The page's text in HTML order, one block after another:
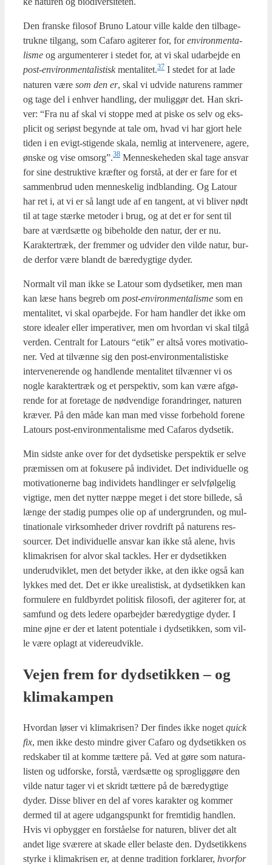
Den fran­ske filo­sof Bru­no Latour vil­le kal­de den til­ba­ge­
truk­ne til­gang, som Cafa­ro agi­te­rer for, forenviron­men­ta­
lis­me og argu­men­te­rer i ste­det for, at vi skal udar­bej­de en
post-environ­men­ta­li­stisk mentalitet.37 I ste­det for at lade
natu­ren være som den er, skal vi udvi­de natu­rens ram­mer
og tage del i enhver hand­ling, der mulig­gør det. Han skri­
ver: “Fra nu af skal vi stop­pe med at piske os selv og eks­
pli­cit og seri­øst begyn­de at tale om, hvad vi har gjort hele
tiden i en evigt-sti­gen­de ska­la, nem­lig at inter­ve­ne­re, age­re,
ønske og vise omsorg”.38 Men­ne­ske­he­den skal tage ansvar
for sine destruk­ti­ve kræf­ter og for­stå, at der er fare for et
sam­men­brud uden men­ne­ske­lig ind­blan­ding. Og Latour
har ret i, at vi er så langt ude af en tan­gent, at vi bli­ver nødt
til at tage stær­ke meto­der i brug, og at det er for sent til
bare at værds­æt­te og bibe­hol­de den natur, der er nu.
Karak­ter­træk, der frem­mer og udvi­der den vil­de natur, bur­
de der­for være blandt de bære­dyg­ti­ge dyder.
Nor­malt vil man ikke se Latour som dyd­se­ti­ker, men man
kan læse hans begreb om post-environ­men­ta­lis­me som en
men­ta­li­tet, vi skal opar­bej­de. For ham hand­ler det ikke om
sto­re ide­a­ler eller impe­ra­ti­ver, men om hvor­dan vi skal til­gå
ver­den. Cen­tralt for Latours “etik” er alt­så vores moti­va­tio­
ner. Ved at til­væn­ne sig den post-environ­men­ta­li­sti­ske
inter­ve­ne­ren­de og hand­len­de men­ta­li­tet til­væn­ner vi os
nog­le karak­ter­træk og et per­spek­tiv, som kan være afgø­
ren­de for at fore­ta­ge de nød­ven­di­ge for­an­dring­er, natu­ren
kræ­ver. På den måde kan man med vis­se for­be­hold for­e­ne
Latours post-environ­men­ta­lis­me med Cafa­ros dyds­etik.
Min sid­ste anke over for det dyd­se­ti­ske per­spek­tik er sel­ve
præ­mis­sen om at foku­se­re på indi­vi­det. Det indi­vi­du­el­le og
moti­va­tio­ner­ne bag indi­vi­dets handling­er er selv­føl­ge­lig
vig­ti­ge, men det nyt­ter næp­pe meget i det sto­re bil­le­de, så
læn­ge der sta­dig pum­pes olie op af under­grun­den, og mul­
ti­na­tio­na­le virk­som­he­der dri­ver rov­drift på natu­rens res­
sour­cer. Det indi­vi­du­el­le ansvar kan ikke stå ale­ne, hvis
kli­ma­kri­sen for alvor skal tack­les. Her er dyds­etik­ken
under­ud­vik­let, men det bety­der ikke, at den ikke også kan
lyk­kes med det. Det er ikke ure­a­li­stisk, at dyds­etik­ken kan
for­mu­le­re en fuld­byr­det poli­tisk filo­so­fi, der agi­te­rer for, at
sam­fund og dets lede­re opar­bej­der bære­dyg­ti­ge dyder. I
mine øjne er der et latent poten­ti­a­le i dyds­etik­ken, som vil­
le være oplagt at vide­re­ud­vik­le.
Vej­en frem for dyds­etik­ken – og
kli­ma­kam­pen
Hvor­dan løser vi kli­ma­kri­sen? Der fin­des ikke noget quick
fix, men ikke desto min­dre giver Cafa­ro og dyds­etik­ken os
red­ska­ber til at kom­me tæt­te­re på. Ved at gøre som natu­ra­
li­sten og udfor­ske, for­stå, værds­æt­te og sprog­lig­gø­re den
vil­de natur tager vi et skridt tæt­te­re på de bære­dyg­ti­ge
dyder. Dis­se bli­ver en del af vores karak­ter og kom­mer
der­med til at age­re udgangs­punkt for frem­ti­dig hand­len.
Hvis vi opbyg­ger en for­stå­el­se for natu­ren, bli­ver det alt
andet lige svæ­re­re at ska­de eller bela­ste den. Dyd­se­tik­kens
styr­ke i kli­ma­kri­sen er, at den­ne tra­di­tion for­kla­rer, hvor­for